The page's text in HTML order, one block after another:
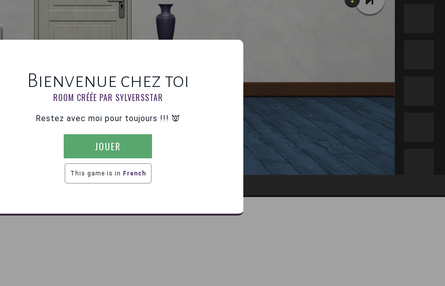
Bienvenue chez toi
ROOM CRÉÉE PAR SYLVERSSTAR
Restez avec moi pour toujours !!! 👿
JOUER
This game is in French